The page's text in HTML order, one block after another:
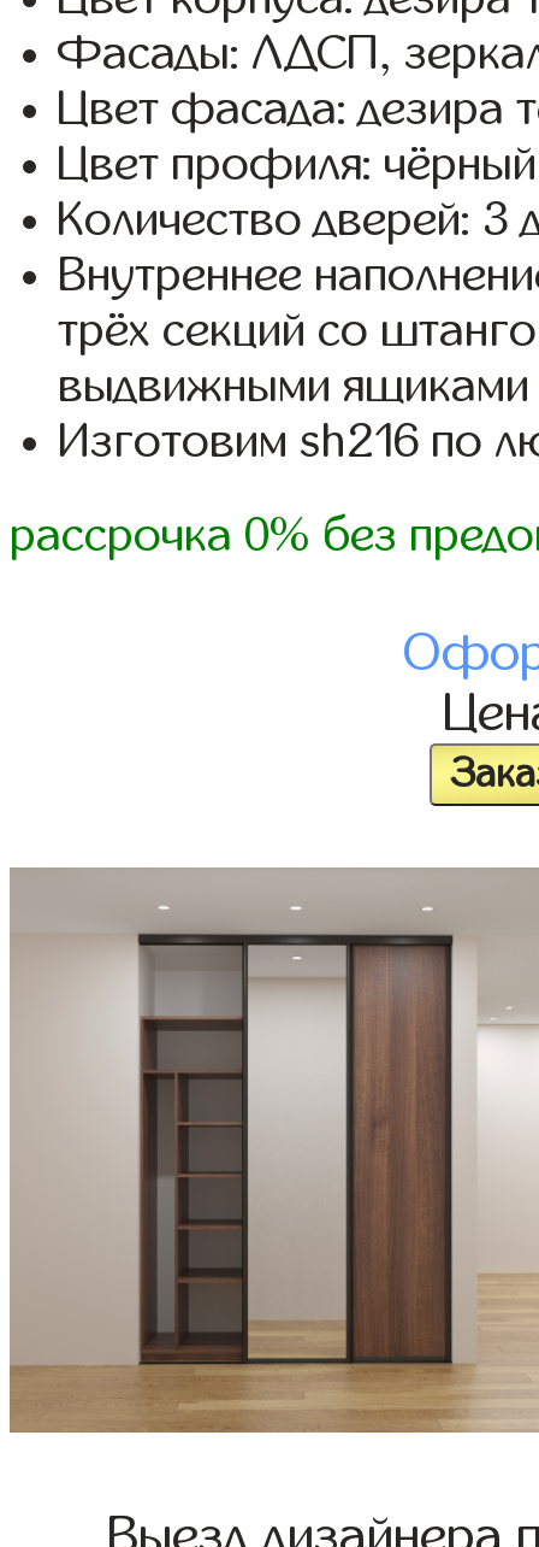
Фасады: ЛДСП,
Цвет фасада: дезира
Цвет профиля:
Количество дверей: 3
Внутреннее
трёх секций со
выдвижными ящиками
Изготовим sh216 по
рассрочка 0% без